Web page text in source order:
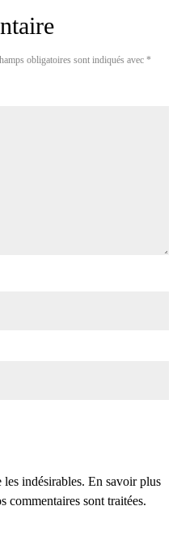
obligatoires sont indiqués avec *
indésirables. En savoir plus
commentaires sont traitées.